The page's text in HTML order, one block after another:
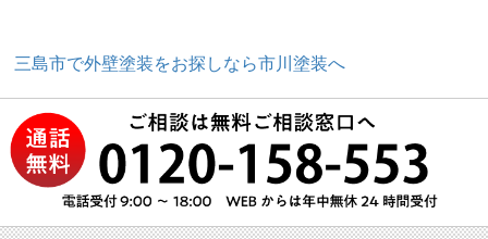
三島市で外壁塗装をお探しなら市川塗装へ